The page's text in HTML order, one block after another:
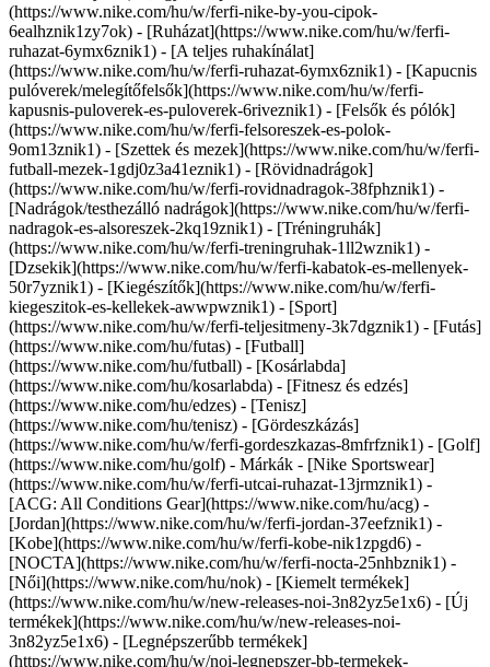
(https://www.nike.com/hu/w/ferfi-nike-by-you-cipok-
6ealhznik1zy7ok) - [Ruházat](https://www.nike.com/hu/w/ferfi-
ruhazat-6ymx6znik1) - [A teljes ruhakínálat]
(https://www.nike.com/hu/w/ferfi-ruhazat-6ymx6znik1) - [Kapucnis
pulóverek/melegítőfelsők](https://www.nike.com/hu/w/ferfi-
kapusnis-puloverek-es-puloverek-6riveznik1) - [Felsők és pólók]
(https://www.nike.com/hu/w/ferfi-felsoreszek-es-polok-
9om13znik1) - [Szettek és mezek](https://www.nike.com/hu/w/ferfi-
futball-mezek-1gdj0z3a41eznik1) - [Rövidnadrágok]
(https://www.nike.com/hu/w/ferfi-rovidnadragok-38fphznik1) -
[Nadrágok/testhezálló nadrágok](https://www.nike.com/hu/w/ferfi-
nadragok-es-alsoreszek-2kq19znik1) - [Tréningruhák]
(https://www.nike.com/hu/w/ferfi-treningruhak-1ll2wznik1) -
[Dzsekik](https://www.nike.com/hu/w/ferfi-kabatok-es-mellenyek-
50r7yznik1) - [Kiegészítők](https://www.nike.com/hu/w/ferfi-
kiegeszitok-es-kellekek-awwpwznik1) - [Sport]
(https://www.nike.com/hu/w/ferfi-teljesitmeny-3k7dgznik1) - [Futás]
(https://www.nike.com/hu/futas) - [Futball]
(https://www.nike.com/hu/futball) - [Kosárlabda]
(https://www.nike.com/hu/kosarlabda) - [Fitnesz és edzés]
(https://www.nike.com/hu/edzes) - [Tenisz]
(https://www.nike.com/hu/tenisz) - [Gördeszkázás]
(https://www.nike.com/hu/w/ferfi-gordeszkazas-8mfrfznik1) - [Golf]
(https://www.nike.com/hu/golf) - Márkák - [Nike Sportswear]
(https://www.nike.com/hu/w/ferfi-utcai-ruhazat-13jrmznik1) -
[ACG: All Conditions Gear](https://www.nike.com/hu/acg) -
[Jordan](https://www.nike.com/hu/w/ferfi-jordan-37eefznik1) -
[Kobe](https://www.nike.com/hu/w/ferfi-kobe-nik1zpgd6) -
[NOCTA](https://www.nike.com/hu/w/ferfi-nocta-25nhbznik1) -
[Női](https://www.nike.com/hu/nok) - [Kiemelt termékek]
(https://www.nike.com/hu/w/new-releases-noi-3n82yz5e1x6) - [Új
termékek](https://www.nike.com/hu/w/new-releases-noi-
3n82yz5e1x6) - [Legnépszerűbb termékek]
(https://www.nike.com/hu/w/noi-legnepszer-bb-termekek-